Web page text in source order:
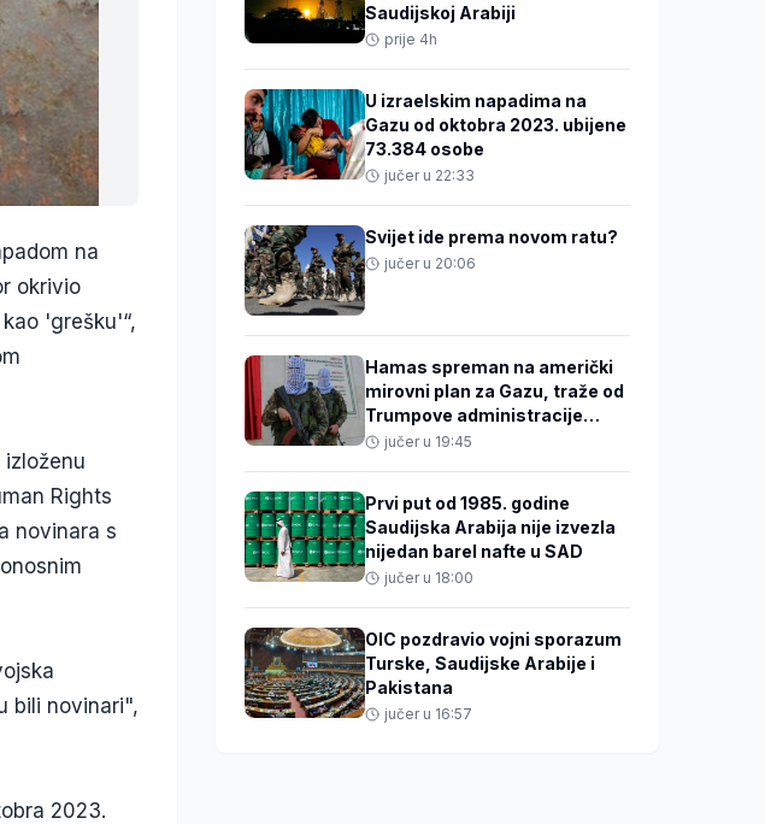
na
okrivio
'grešku'“,
Rights
novinara s
bili novinari",
2023.
Saudijskoj Arabiji
prije 4h
U izraelskim napadima na
Gazu od oktobra 2023. ubijene
73.384 osobe
jučer u 22:33
Svijet ide prema novom ratu?
jučer u 20:06
Hamas spreman na američki
mirovni plan za Gazu, traže od
Trumpove administracije
pritisak na Izrael
jučer u 19:45
Prvi put od 1985. godine
Saudijska Arabija nije izvezla
nijedan barel nafte u SAD
jučer u 18:00
OIC pozdravio vojni sporazum
Turske, Saudijske Arabije i
Pakistana
jučer u 16:57